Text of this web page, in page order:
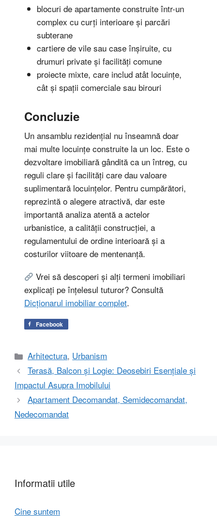
blocuri de apartamente construite într-un
complex cu curți interioare și parcări
subterane
cartiere de vile sau case înșiruite, cu
drumuri private și facilități comune
proiecte mixte, care includ atât locuințe,
cât și spații comerciale sau birouri
Concluzie
Un ansamblu rezidențial nu înseamnă doar
mai multe locuințe construite la un loc. Este o
dezvoltare imobiliară gândită ca un întreg, cu
reguli clare și facilități care dau valoare
suplimentară locuințelor. Pentru cumpărători,
reprezintă o alegere atractivă, dar este
importantă analiza atentă a actelor
urbanistice, a calității construcției, a
regulamentului de ordine interioară și a
costurilor viitoare de mentenanță.
Vrei să descoperi și alți termeni imobiliari
explicați pe înțelesul tuturor? Consultă
Dicționarul imobiliar complet.
Facebook
Categorii
Arhitectura, Urbanism
Terasă, Balcon și Logie: Deosebiri Esențiale și
Impactul Asupra Imobilului
Apartament Decomandat, Semidecomandat,
Nedecomandat
Informatii utile
Cine suntem